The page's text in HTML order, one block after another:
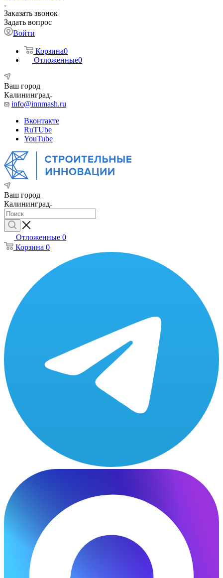
Заказать звонок
Задать вопрос
Войти
Корзина0
Отложенные0
Ваш город
Калининград
info@innmash.ru
Вконтакте
RuTUbe
YouTube
Ваш город
Калининград
Отложенные 0
Корзина 0